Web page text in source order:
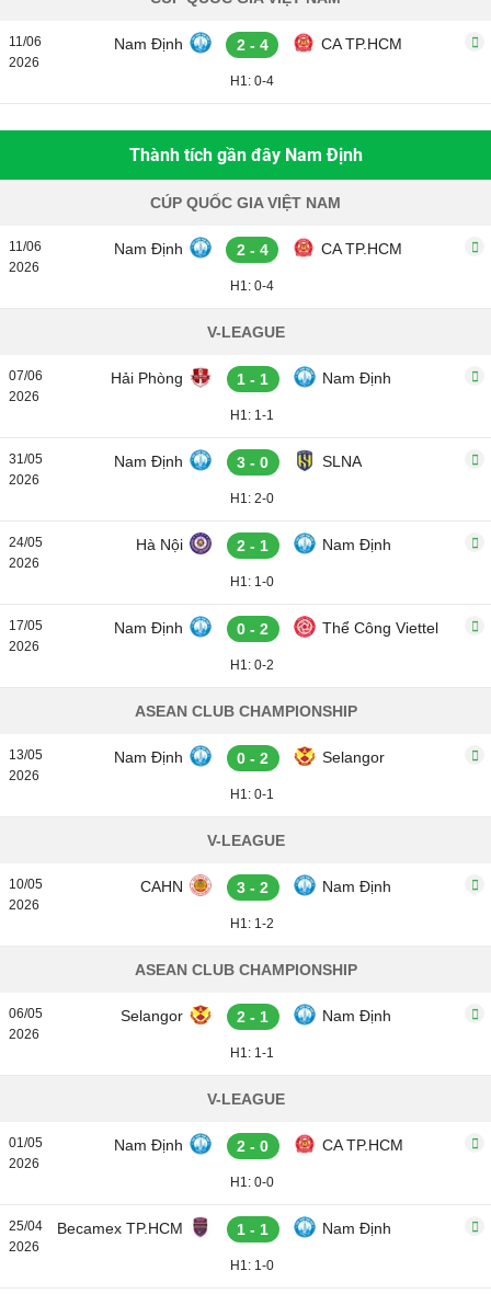
11/06
2026
Nam Định 2 - 4 CA TP.HCM
H1: 0-4
Thành tích gần đây Nam Định
CÚP QUỐC GIA VIỆT NAM
11/06
2026
Nam Định 2 - 4 CA TP.HCM
H1: 0-4
V-LEAGUE
07/06
2026
Hải Phòng 1 - 1 Nam Định
H1: 1-1
31/05
2026
Nam Định 3 - 0 SLNA
H1: 2-0
24/05
2026
Hà Nội 2 - 1 Nam Định
H1: 1-0
17/05
2026
Nam Định 0 - 2 Thể Công Viettel
H1: 0-2
ASEAN CLUB CHAMPIONSHIP
13/05
2026
Nam Định 0 - 2 Selangor
H1: 0-1
V-LEAGUE
10/05
2026
CAHN 3 - 2 Nam Định
H1: 1-2
ASEAN CLUB CHAMPIONSHIP
06/05
2026
Selangor 2 - 1 Nam Định
H1: 1-1
V-LEAGUE
01/05
2026
Nam Định 2 - 0 CA TP.HCM
H1: 0-0
25/04
2026
Becamex TP.HCM 1 - 1 Nam Định
H1: 1-0